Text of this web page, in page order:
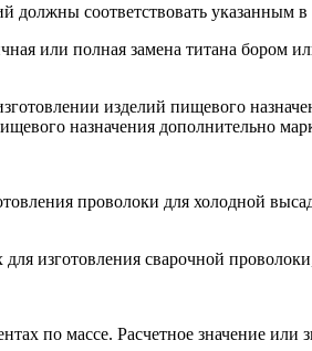
соответствовать указанным в
или полная замена титана
изделий пищевого
назначения дополнительно
проволоки для холодной
изготовления сварочной
по массе. Расчетное значение или